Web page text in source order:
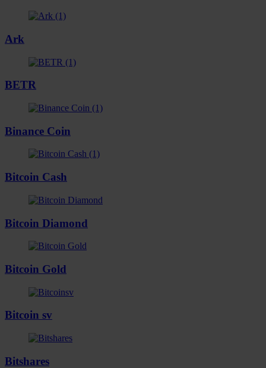
Ark
BETR
Binance Coin
Bitcoin Cash
Bitcoin Diamond
Bitcoin Gold
Bitcoin sv
Bitshares